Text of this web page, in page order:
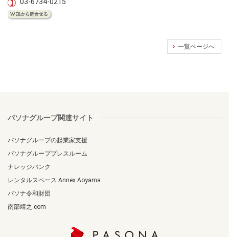
03-6734-0215
一覧ページへ
パソナグループ関連サイト
パソナグループの起業家支援
パソナグループプレスルーム
ナレッジバンク
レンタルスペース Annex Aoyama
パソナ令和財団
南部靖之.com